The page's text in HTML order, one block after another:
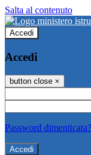
Salta al contenuto
Accedi
Accedi
button close ×
Password dimenticata?